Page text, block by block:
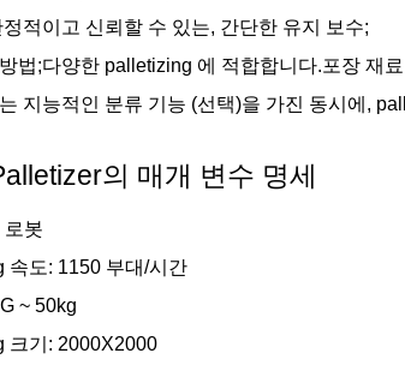
적이고 신뢰할 수 있는, 간단한 유지 보수;
법;다양한 palletizing 에 적합합니다.포장 재
지능적인 분류 기능 (선택)을 가진 동시에,
의 매개 변수 명세
로봇
속도: 1150 부대/시간
~ 50kg
크기: 2000X2000